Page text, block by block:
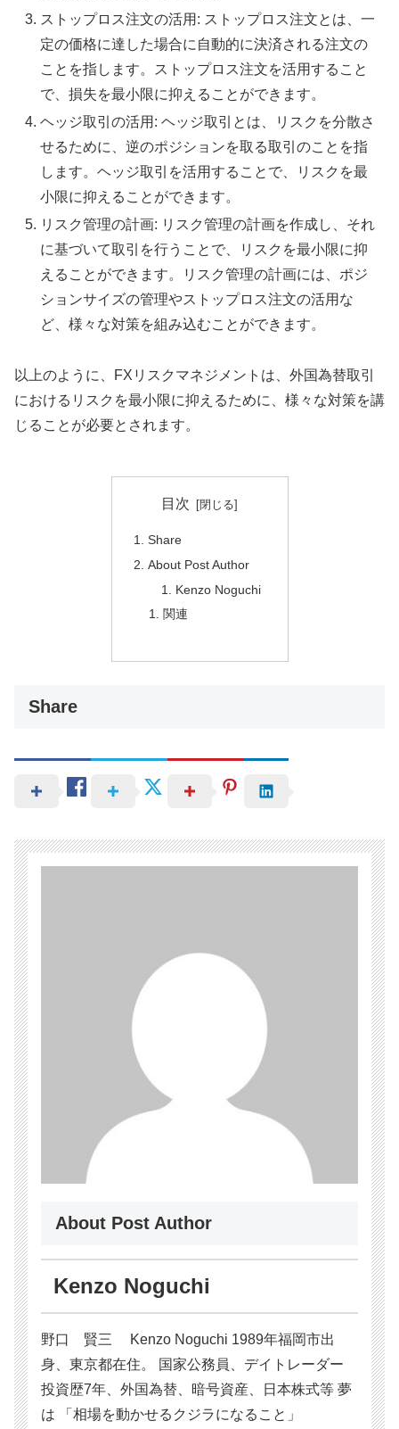
ストップロス注文の活用: ストップロス注文とは、一
定の価格に達した場合に自動的に決済される注文の
ことを指します。ストップロス注文を活用すること
で、損失を最小限に抑えることができます。
ヘッジ取引の活用: ヘッジ取引とは、リスクを分散さ
せるために、逆のポジションを取る取引のことを指
します。ヘッジ取引を活用することで、リスクを最
小限に抑えることができます。
リスク管理の計画: リスク管理の計画を作成し、それ
に基づいて取引を行うことで、リスクを最小限に抑
えることができます。リスク管理の計画には、ポジ
ションサイズの管理やストップロス注文の活用な
ど、様々な対策を組み込むことができます。
以上のように、FXリスクマネジメントは、外国為替取引
におけるリスクを最小限に抑えるために、様々な対策を講
じることが必要とされます。
目次
Share
About Post Author
Kenzo Noguchi
関連
Share
About Post Author
Kenzo Noguchi
野口 賢三 Kenzo Noguchi 1989年福岡市出
身、東京都在住。 国家公務員、デイトレーダー
投資歴7年、外国為替、暗号資産、日本株式等 夢
は 「相場を動かせるクジラになること」